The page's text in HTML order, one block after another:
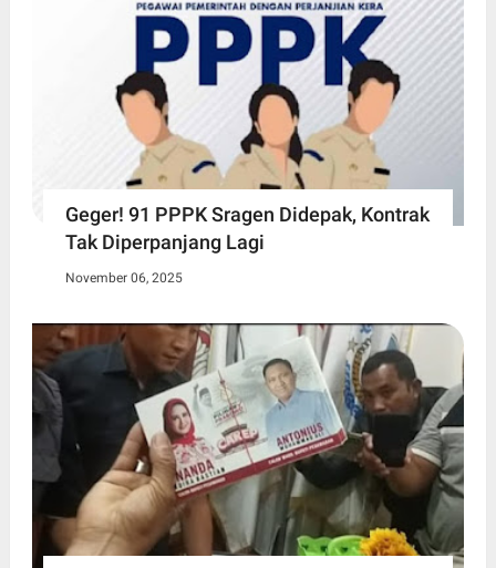
Geger! 91 PPPK Sragen Didepak, Kontrak
Tak Diperpanjang Lagi
November 06, 2025